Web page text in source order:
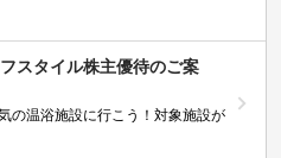
フスタイル株主優待のご案
の温浴施設に行こう！対象施設が